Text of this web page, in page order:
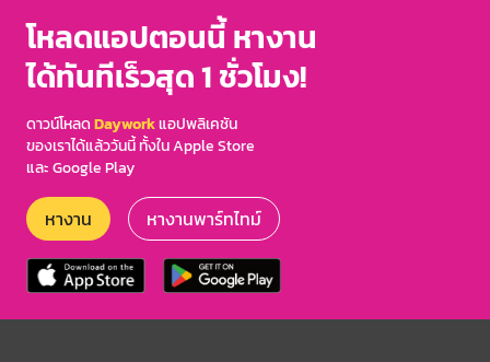
โหลดแอปตอนนี้ หางาน
ได้ทันทีเร็วสุด 1 ชั่วโมง!
ดาวน์โหลดDayworkแอปพลิเคชัน
ของเราได้แล้ววันนี้ ทั้งใน Apple Store
และ Google Play
หางาน หางานพาร์ทไทม์